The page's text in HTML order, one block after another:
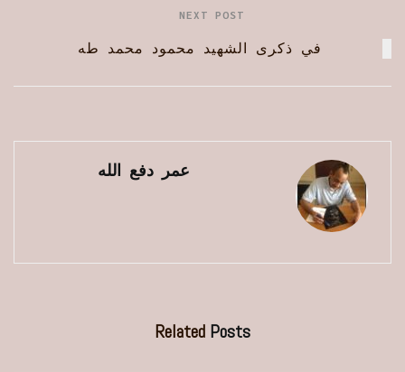
NEXT POST
في ذكرى الشهيد محمود محمد طه
عمر دفع الله
Related Posts